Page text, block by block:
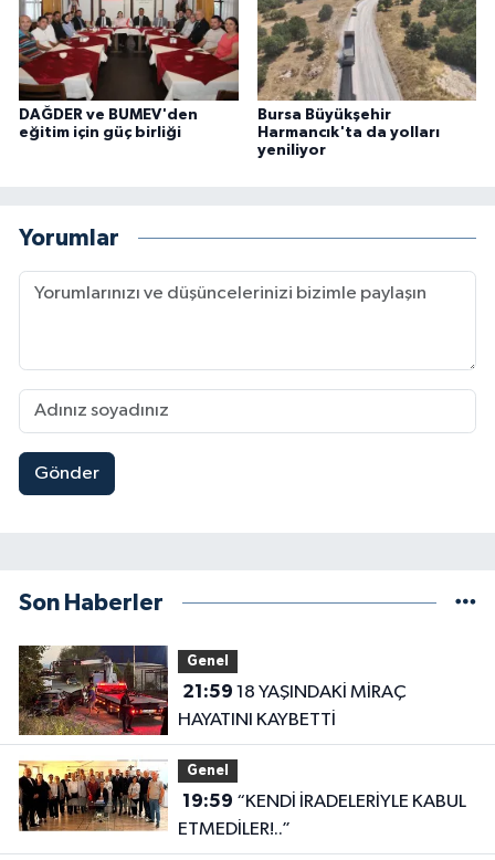
DAĞDER ve BUMEV'den
eğitim için güç birliği
Bursa Büyükşehir
Harmancık'ta da yolları
yeniliyor
Yorumlar
Gönder
Son Haberler
Genel
21:59
HAYATINI KAYBETTİ
Genel
19:59
ETMEDİLER!..”